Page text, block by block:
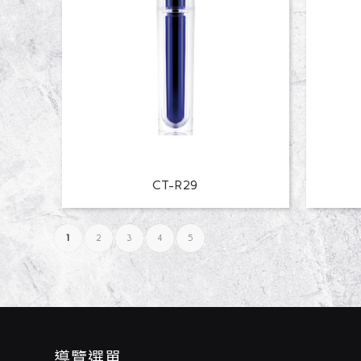
CT-R29
1 2 3 4 5